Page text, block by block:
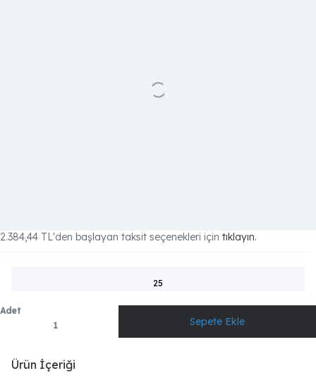
2.384,44 TL'den başlayan taksit seçenekleri için tıklayın.
25
Adet
Ürün İçeriği